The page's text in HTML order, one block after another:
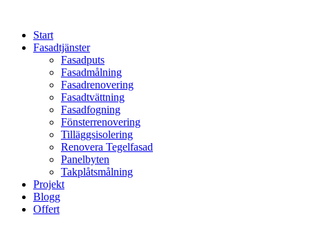
contentStart
Fasadtjänster
Fasadputs
Fasadmålning
Fasadrenovering
Fasadtvättning
Fasadfogning
Fönsterrenovering
Tilläggsisolering
Renovera Tegelfasad
Panelbyten
Takplåtsmålning
Projekt
Blogg
Offert